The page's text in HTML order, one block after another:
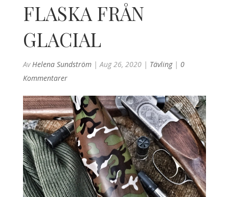
FLASKA FRÅN
GLACIAL
AvHelena Sundström|Aug 26, 2020| Tävling| 0
Kommentarer